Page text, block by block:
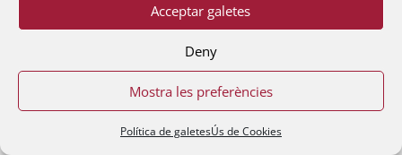
Acceptar galetes
Deny
Mostra les preferències
Política de galetesÚs de Cookies